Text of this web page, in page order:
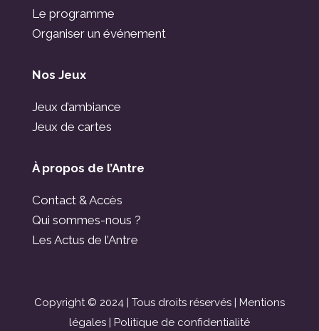
Le programme
Organiser un événement
Nos Jeux
Jeux d’ambiance
Jeux de cartes
À propos de l’Antre
Contact & Accès
Qui sommes-nous ?
Les Actus de l’Antre
Copyright © 2024 | Tous droits réservés | Mentions
légales| Politique de confidentialité